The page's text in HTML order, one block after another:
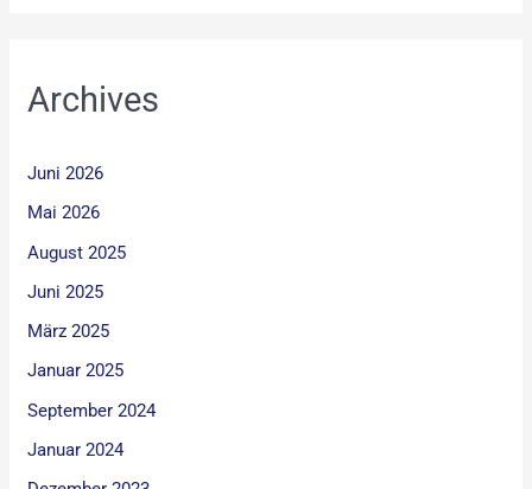
Archives
Juni 2026
Mai 2026
August 2025
Juni 2025
März 2025
Januar 2025
September 2024
Januar 2024